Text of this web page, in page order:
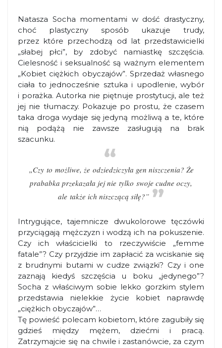
Natasza Socha momentami w dość drastyczny,
choć plastyczny sposób ukazuje trudy,
przez które przechodzą od lat przedstawicielki
„słabej płci”, by zdobyć namiastkę szczęścia.
Cielesność i seksualność są ważnym elementem
„Kobiet ciężkich obyczajów”. Sprzedaż własnego
ciała to jednocześnie sztuka i upodlenie, wybór
i porażka. Autorka nie piętnuje prostytucji, ale też
jej nie tłumaczy. Pokazuje po prostu, że czasem
taka droga wydaje się jedyną możliwą a te, które
nią podążą nie zawsze zasługują na brak
szacunku.
„Czy to możliwe, że odziedziczyła gen niszczenia? Że
prababka przekazała jej nie tylko swoje cudne oczy,
ale także ich niszczącą siłę?”
Intrygujące, tajemnicze dwukolorowe tęczówki
przyciągają mężczyzn i wodzą ich na pokuszenie.
Czy ich właścicielki to rzeczywiście „femme
fatale”? Czy przyjdzie im zapłacić za wciskanie się
z brudnymi butami w cudze związki? Czy i one
zaznają kiedyś szczęścia u boku „jedynego”?
Socha z właściwym sobie lekko gorzkim stylem
przedstawia nielekkie życie kobiet naprawdę
„ciężkich obyczajów”…
Tę powieść polecam kobietom, które zagubiły się
gdzieś między mężem, dziećmi i pracą.
Zatrzymajcie się na chwile i zastanówcie, za czym